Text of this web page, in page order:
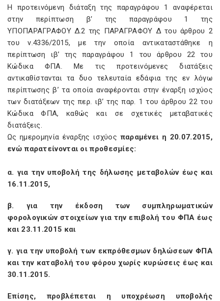
Η προτεινόμενη διάταξη της παραγράφου 1 αναφέρεται
στην περίπτωση β’ της παραγράφου 1 της
ΥΠΟΠΑΡΑΓΡΑΦΟΥ Δ.2 της ΠΑΡΑΓΡΑΦΟΥ Δ του άρθρου 2
του ν.4336/2015, με την οποία αντικαταστάθηκε η
περίπτωση ιβ’ της παραγράφου 1 του άρθρου 22 του
Κώδικα ΦΠΑ. Με τις προτεινόμενες διατάξεις
αντικαθίστανται τα δυο τελευταία εδάφια της εν λόγω
περίπτωσης β’ τα οποία αναφέρονται στην έναρξη ισχύος
των διατάξεων της περ. ιβ’ της παρ. 1 του άρθρου 22 του
Κώδικα ΦΠΑ, καθώς και σε σχετικές μεταβατικές
διατάξεις.
Ως ημερομηνία έναρξης ισχύος παραμένει η 20.07.2015,
ενώ παρατείνονται οι προθεσμίες:
α. για την υποβολή της δήλωσης μεταβολών έως και
16.11.2015,
β. για την έκδοση των συμπληρωματικών
φορολογικών στοιχείων για την επιβολή του ΦΠΑ έως
και 23.11.2015 και
γ. για την υποβολή των εκπρόθεσμων δηλώσεων ΦΠΑ
και την καταβολή του φόρου χωρίς κυρώσεις έως και
30.11.2015.
Επίσης, προβλέπεται η υποχρέωση υποβολής